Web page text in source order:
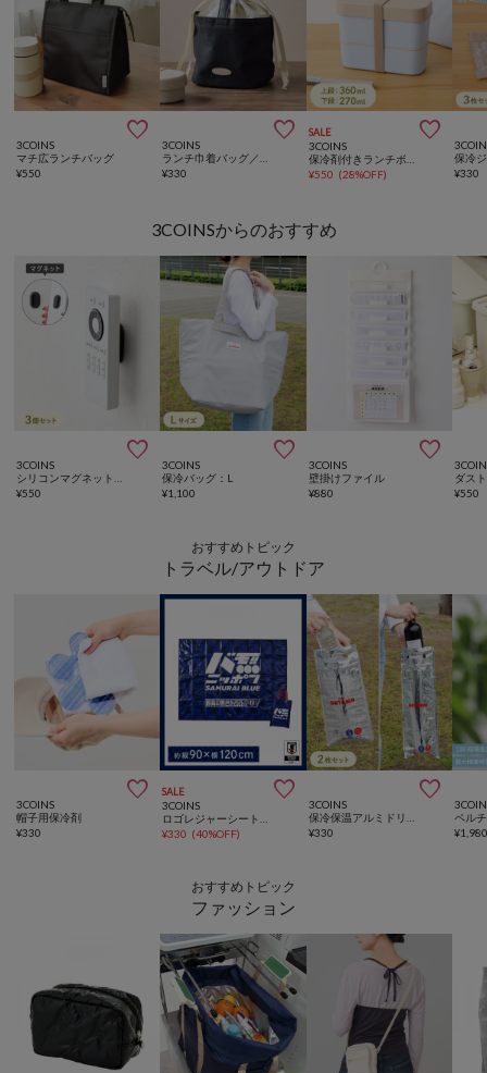

3COINS
マチ広ランチバッグ
¥550

3COINS
¥330
SALE 
3COINS
¥550 (28%OFF) ¥330
3COINSからのおすすめ

3COINS
¥550

3COINS
保冷バッグ：L
¥1,100

3COINS
壁掛けファイル
¥880
ダス
¥550
おすすめトピック
トラベル/アウトドア

3COINS
帽子用保冷剤
¥330
SALE 
3COINS
¥330 (40%OFF)

3COINS
¥330 ¥
おすすめトピック
ファッション